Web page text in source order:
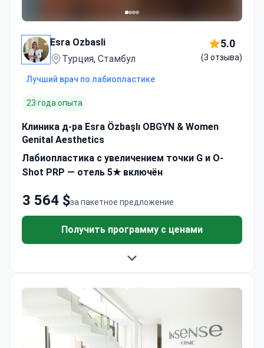
Esra Ozbasli
Турция, Стамбул
5.0
(3 отзыва)
Лучший врач по лабиопластике
23 года опыта
Клиника д-ра Esra Özbaşlı OBGYN & Women
Genital Aesthetics
Лабиопластика с увеличением точки G и O-
Shot PRP — отель 5★ включён
за пакетное предложение
3 564 $
Получить программу с ценами